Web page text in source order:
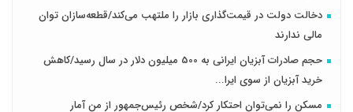
دخالت دولت در قیمت‌گذاری بازار را ملتهب می‌کند/قطعه‌سازان توان
مالی ندارند
حجم صادرات آبزیان ایرانی به 500 میلیون دلار در سال رسید/کاهش
خرید آبزیان از سوی ایرا...
مسکن را نمی‌توان احتکار کرد/شخص رئیس‌جمهور از من آمار